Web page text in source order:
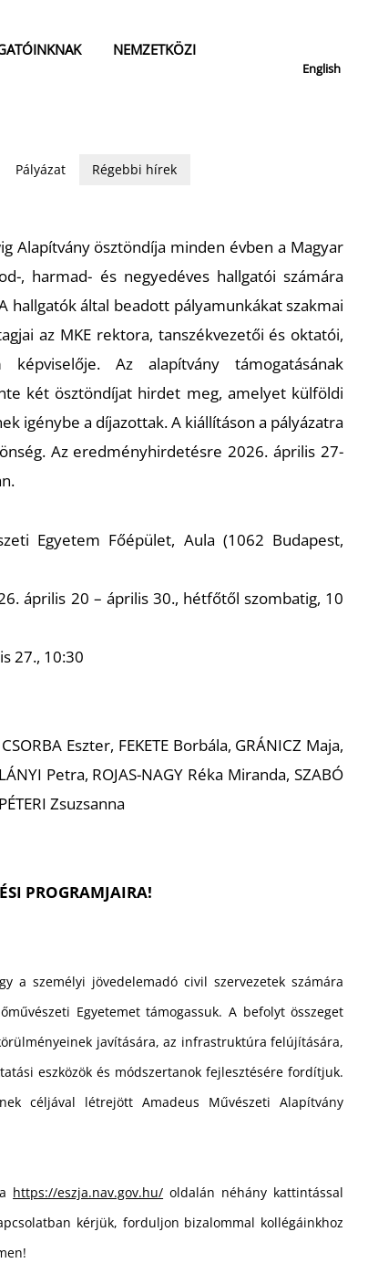
NEMZETKÖZI
English
Pályázat Régebbi hírek
Alapítvány ösztöndíja minden évben a Magyar
, harmad- és negyedéves hallgatói számára
hallgatók által beadott pályamunkákat szakmai
az MKE rektora, tanszékvezetői és oktatói,
Az alapítvány támogatásának
két ösztöndíjat hirdet meg, amelyet külföldi
igénybe a díjazottak. A kiállításon a pályázatra
Az eredményhirdetésre 2026. április 27-
Egyetem Főépület, Aula (1062 Budapest,
április 20 – április 30., hétfőtől szombatig, 10
27., 10:30
Eszter, FEKETE Borbála, GRÁNICZ Maja,
Petra, ROJAS-NAGY Réka Miranda, SZABÓ
Zsuzsanna
PROGRAMJAIRA!
a személyi jövedelemadó civil szervezetek számára
Egyetemet támogassuk. A befolyt összeget
javítására, az infrastruktúra felújítására,
eszközök és módszertanok fejlesztésére fordítjuk.
céljával létrejött Amadeus Művészeti Alapítvány
https://eszja.nav.gov.hu/ oldalán néhány kattintással
kérjük, forduljon bizalommal kollégáinkhoz